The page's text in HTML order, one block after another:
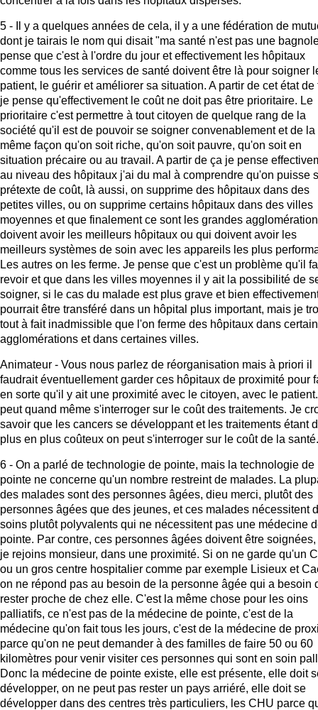
5 - Il y a quelques années de cela, il y a une fédération de
dont je tairais le nom qui disait "ma santé n'est pas une
pense que c'est à l'ordre du jour et effectivement les hôpitaux
comme tous les services de santé doivent être là pour soigner
patient, le guérir et améliorer sa situation. A partir de cet état de
je pense qu'effectivement le coût ne doit pas être prioritaire. Le
prioritaire c'est permettre à tout citoyen de quelque rang de la
société qu'il est de pouvoir se soigner convenablement et de la
même façon qu'on soit riche, qu'on soit pauvre, qu'on soit en
situation précaire ou au travail. A partir de ça je pense
au niveau des hôpitaux j'ai du mal à comprendre qu'on puisse
prétexte de coût, là aussi, on supprime des hôpitaux dans des
petites villes, ou on supprime certains hôpitaux dans des villes
moyennes et que finalement ce sont les grandes
doivent avoir les meilleurs hôpitaux ou qui doivent avoir les
meilleurs systèmes de soin avec les appareils les plus
Les autres on les ferme. Je pense que c'est un problème qu'il
revoir et que dans les villes moyennes il y ait la possibilité de
soigner, si le cas du malade est plus grave et bien
pourrait être transféré dans un hôpital plus important, mais je
tout à fait inadmissible que l'on ferme des hôpitaux dans
agglomérations et dans certaines villes.
Animateur - Vous nous parlez de réorganisation mais à priori il
faudrait éventuellement garder ces hôpitaux de proximité pour
en sorte qu'il y ait une proximité avec le citoyen, avec le
peut quand même s'interroger sur le coût des traitements. Je
savoir que les cancers se développant et les traitements étant
plus en plus coûteux on peut s'interroger sur le coût de la santé.
6 - On a parlé de technologie de pointe, mais la technologie de
pointe ne concerne qu'un nombre restreint de malades. La
des malades sont des personnes âgées, dieu merci, plutôt des
personnes âgées que des jeunes, et ces malades nécessitent
soins plutôt polyvalents qui ne nécessitent pas une médecine
pointe. Par contre, ces personnes âgées doivent être soignées,
je rejoins monsieur, dans une proximité. Si on ne garde qu'un
ou un gros centre hospitalier comme par exemple Lisieux et
on ne répond pas au besoin de la personne âgée qui a besoin
rester proche de chez elle. C'est la même chose pour les oins
palliatifs, ce n'est pas de la médecine de pointe, c'est de la
médecine qu'on fait tous les jours, c'est de la médecine de
parce qu'on ne peut demander à des familles de faire 50 ou 60
kilomètres pour venir visiter ces personnes qui sont en soin
Donc la médecine de pointe existe, elle est présente, elle doit
développer, on ne peut pas rester un pays arriéré, elle doit se
développer dans des centres très particuliers, les CHU parce